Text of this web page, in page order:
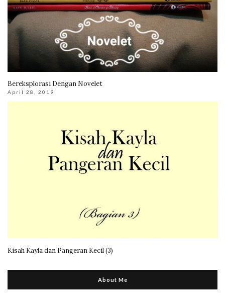
Bereksplorasi Dengan Novelet
April 28, 2019
Kisah Kayla dan Pangeran Kecil (3)
About Me